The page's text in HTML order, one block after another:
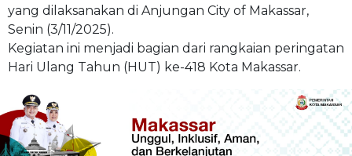
yang dilaksanakan di Anjungan City of Makassar,
Senin (3/11/2025).
Kegiatan ini menjadi bagian dari rangkaian peringatan
Hari Ulang Tahun (HUT) ke-418 Kota Makassar.